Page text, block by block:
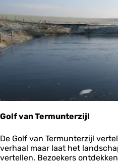
n
J
u
t
t
u
s
e
m
F
l
Golf van Termunterzijl
G
o
l
De Golf van Termunterzijl
verhaal maar laat het
vertellen. Bezoekers